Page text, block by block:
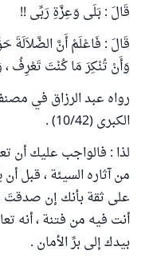
قَالَ : بَلَى وَعِزَّةِ رَبِّى !!
قَالَ : فَاعْلَمْ أَنَّ الضَّلاَلَةَ
وَأَنْ تُنْكِرَ مَا كُنْتَ تَعْرِفُ ،
الكبرى (10/42) .
لذا : فالواجب عليك أن
من آثاره السيئة ، قبل
على ثقة بأنك إن صدقتَ
أنت فيه من فتنة ، أنه
بيدك إلى برِّ الأمان .